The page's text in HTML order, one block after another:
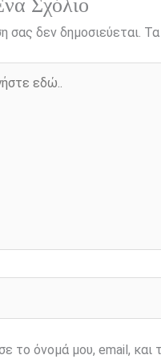
Σχόλιο
σας δεν δημοσιεύεται.
το όνομά μου, email,